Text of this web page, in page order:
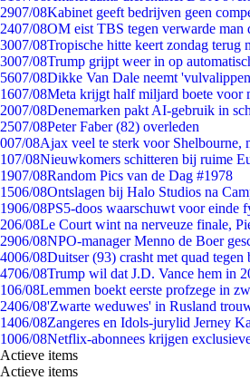
2907/08Kabinet geeft bedrijven geen
2407/08OM eist TBS tegen verwarde man
3007/08Tropische hitte keert zondag terug
3007/08Trump grijpt weer in op
5607/08Dikke Van Dale neemt
1607/08Meta krijgt half miljard boete voor
2007/08Denemarken pakt AI-gebruik in
2507/08Peter Faber (82) overleden
007/08Ajax veel te sterk voor Shelbourne,
107/08Nieuwkomers schitteren bij ruime
1907/08Random Pics van de Dag #1978
1506/08Ontslagen bij Halo Studios na
1906/08PS5-doos waarschuwt voor einde
206/08Le Court wint na nerveuze finale,
2906/08NPO-manager Menno de Boer
4006/08Duitser (93) crasht met quad
4706/08Trump wil dat J.D. Vance hem in
106/08Lemmen boekt eerste profzege in
2406/08'Zwarte weduwes' in Rusland
1406/08Zangeres en Idols-jurylid Jerney
1006/08Netflix-abonnees krijgen
Actieve items
Actieve items